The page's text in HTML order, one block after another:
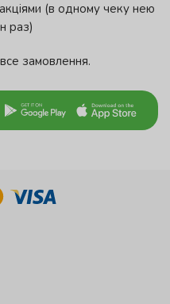
(в одному чеку нею
раз)
замовлення.